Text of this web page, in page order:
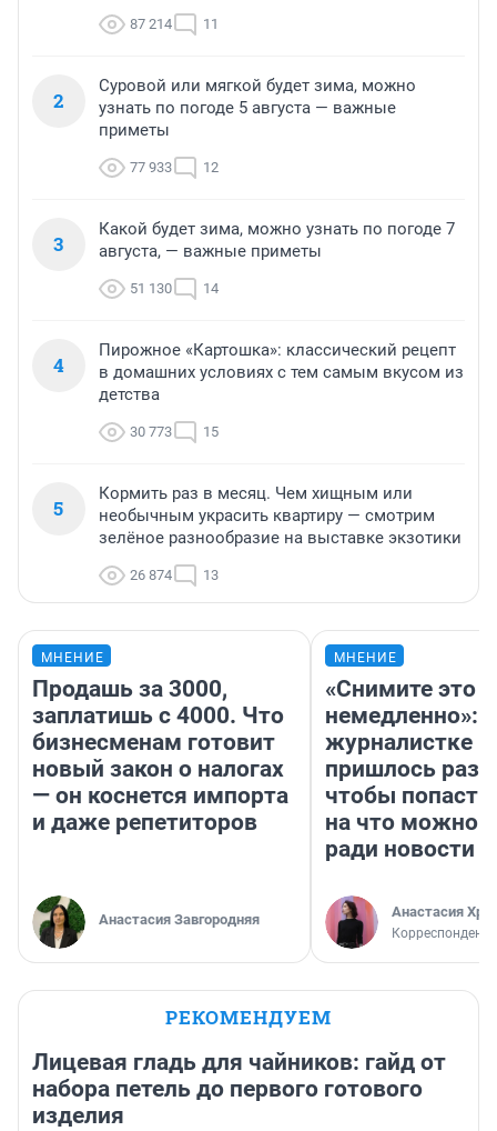
87 214 11
2
Суровой или мягкой будет зима, можно
узнать по погоде 5 августа — важные
приметы
77 933 12
3
Какой будет зима, можно узнать по погоде 7
августа, — важные приметы
51 130 14
4
Пирожное «Картошка»: классический рецепт
в домашних условиях с тем самым вкусом из
детства
30 773 15
5
Кормить раз в месяц. Чем хищным или
необычным украсить квартиру — смотрим
зелёное разнообразие на выставке экзотики
26 874 13
МНЕНИЕ
Продашь за 3000,
заплатишь с 4000. Что
бизнесменам готовит
новый закон о налогах
— он коснется импорта
и даже репетиторов
Анастасия Завгородняя
МНЕНИЕ
«Снимите это
немедленно»:
журналистке
пришлось
чтобы попасть
на что можно
ради новости
Анастасия
Корреспондент
РЕКОМЕНДУЕМ
Лицевая гладь для чайников: гайд от
набора петель до первого готового
изделия